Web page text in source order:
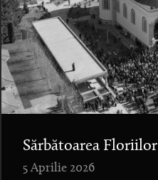
Sărbătoarea Floriilor
5 Aprilie 2026